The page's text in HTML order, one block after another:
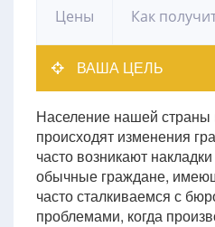
Цены Как
ВАША ЦЕЛЬ
Население нашей страны
происходят изменения
часто возникают
обычные граждане,
часто сталкиваемся с
проблемами, когда